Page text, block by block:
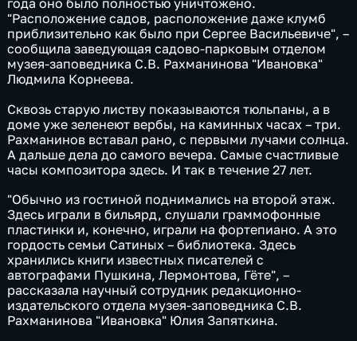
года оно было полностью уничтожено.
"Расположение садов, расположение даже клумб
приблизительно как было при Сергее Васильевиче", –
сообщила заведующая садово-парковым отделом
музея-заповедника С.В. Рахманинова "Ивановка"
Людмила Корнеева.
Сквозь старую листву показываются тюльпаны, а в
доме уже зеленеют вербы, на каминных часах – три.
Рахманинов вставал рано, с первыми лучами солнца.
А дальше дела до самого вечера. Самые счастливые
часы композитора здесь. И так в течение 27 лет.
"Обычно из гостиной поднимались на второй этаж.
Здесь играли в бильярд, слушали граммофонные
пластинки и, конечно, играли на фортепиано. А это
гордость семьи Сатиных – библиотека. Здесь
хранились книги известных писателей с
автографами Пушкина, Лермонтова, Гёте", –
рассказала научный сотрудник редакционно-
издательского отдела музея-заповедника С.В.
Рахманинова "Ивановка" Юлия Запяткина.